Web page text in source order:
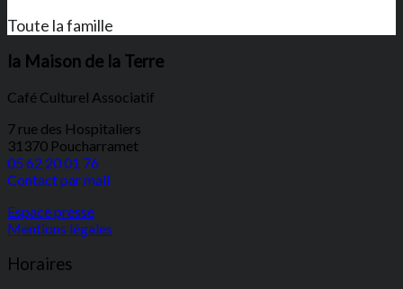
Toute la famille
la Maison de la Terre
Café Culturel Associatif
7 rue des Hospitaliers
31370 Poucharramet
05 62 20 01 76
Contact par mail
Espace presse
Mentions légales
Horaires